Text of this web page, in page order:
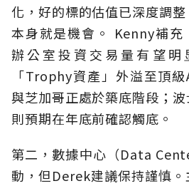
化，好的標的估值已深度調
本身就是機會。 Kenny補充
辦公室投資交易量有望明
「Trophy資產」外溢至頂
與芝加哥正處於築底階段；
則預期在年底前確認觸底。
第二，數據中心（Data
動，但Derek建議保持謹慎